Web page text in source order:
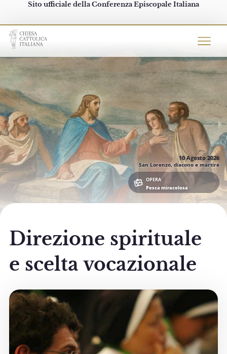
Sito ufficiale della Conferenza Episcopale Italiana
Chiesacattolica.it
10 Agosto 2026
San Lorenzo, diacono e martire
OPERA
Pesca miracolosa
Direzione spirituale
e scelta vocazionale